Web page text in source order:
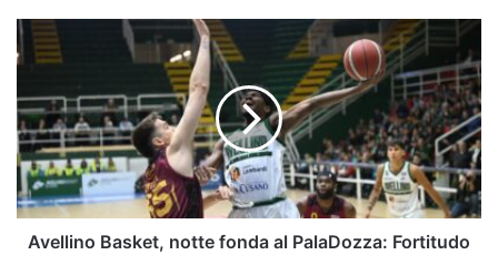
Avellino
Basket,
fonda
al
PalaDozza:
Fortitudo
schiacciasassi
in
Gara
Avellino Basket, notte fonda al PalaDozza: Fortitudo